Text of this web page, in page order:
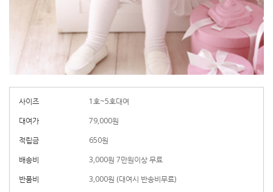
사이즈
1호~5호대여
대여가
79,000원
적립금
650원
배송비
3,000원 7만원이상 무료
반품비
3,000원 (대여시 반송비무료)